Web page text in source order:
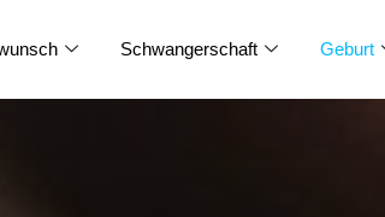
Schwangerschaft Geburt